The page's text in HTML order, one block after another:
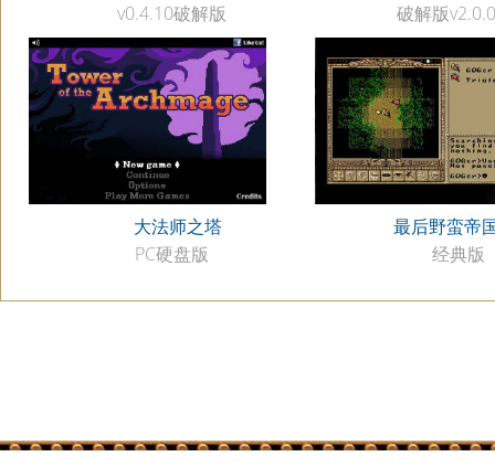
v0.4.10破解版
破解版
大法师之塔
PC硬盘版
最后野蛮帝
经典版